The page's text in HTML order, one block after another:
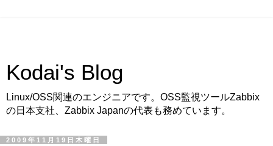
Kodai's Blog
Linux/OSS関連のエンジニアです。OSS監視ツールZabbix
の日本支社、Zabbix Japanの代表も務めています。
2009年11月19日木曜日